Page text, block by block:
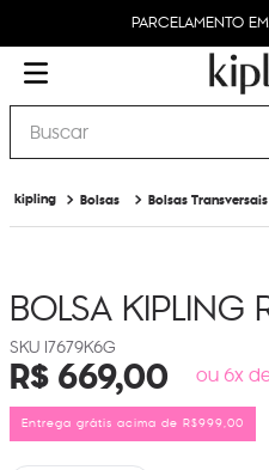
PARCELAMENTO
Buscar
Bolsas Bolsas Transversais
BOLSA KIPLING
I7679K6G
R$669,00 ou 6x de
Entrega grátis acima de R$999,00